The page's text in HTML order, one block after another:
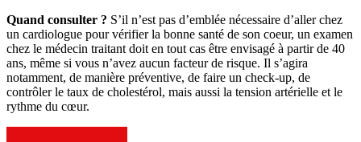
Quand consulter ? S’il n’est pas d’emblée nécessaire d’aller chez
un cardiologue pour vérifier la bonne santé de son coeur, un examen
chez le médecin traitant doit en tout cas être envisagé à partir de 40
ans, même si vous n’avez aucun facteur de risque. Il s’agira
notamment, de manière préventive, de faire un check-up, de
contrôler le taux de cholestérol, mais aussi la tension artérielle et le
rythme du cœur.